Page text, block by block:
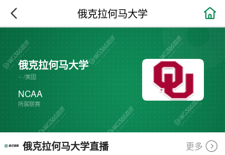
 俄克拉何马大学
俄克拉何马大学
-- /美国
NCAA
所属联赛
俄克拉何马大学直播 更多